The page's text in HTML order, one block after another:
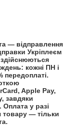
— відправлення
Укріплеєм
кожні ПН і
передоплаті.
Apple Pay,
завдяки
у разі
товару — тільки